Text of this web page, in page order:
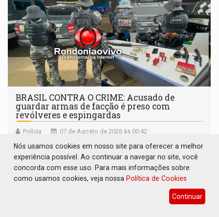
BRASIL CONTRA O CRIME: Acusado de
guardar armas de facção é preso com
revólveres e espingardas
Polícia 07 de Agosto de 2026 às 00:42
Prisão integra as diretrizes da Operação Brasil Contra o
Crime Organizado, coordenada pelo Ministério da
Justiça
Nós usamos cookies em nosso site para oferecer a melhor
experiência possível. Ao continuar a navegar no site, você
concorda com esse uso. Para mais informações sobre
como usamos cookies, veja nossa Política de Cookies
Continuar